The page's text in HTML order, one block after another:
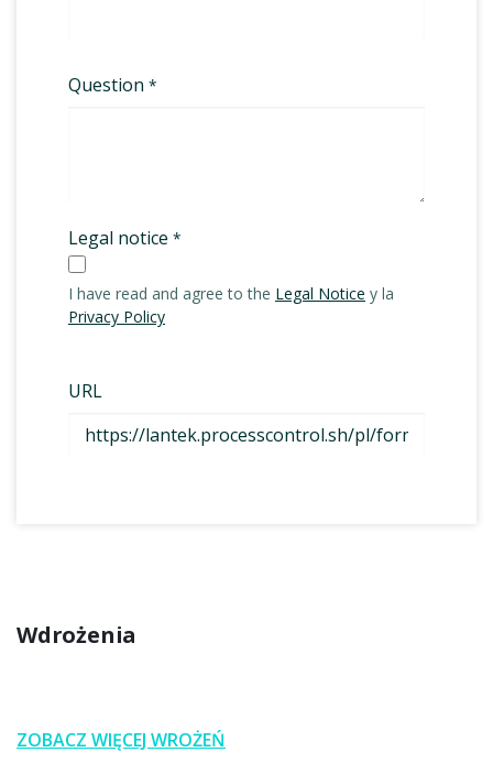
Wdrożenia
ZOBACZ WIĘCEJ WROŻEŃ